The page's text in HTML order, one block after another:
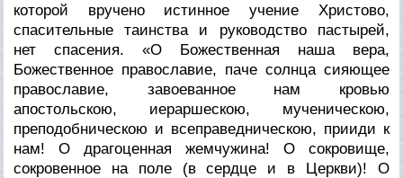
которой вручено истинное учение Христово,
спасительные таинства и руководство пастырей,
нет спасения. «О Божественная наша вера,
Божественное православие, паче солнца сияющее
православие, завоеванное нам кровью
апостольскою, иераршескою, мученическою,
преподобническою и всеправедническою, прииди к
нам! О драгоценная жемчужина! О сокровище,
сокровенное на поле (в сердце и в Церкви)! О